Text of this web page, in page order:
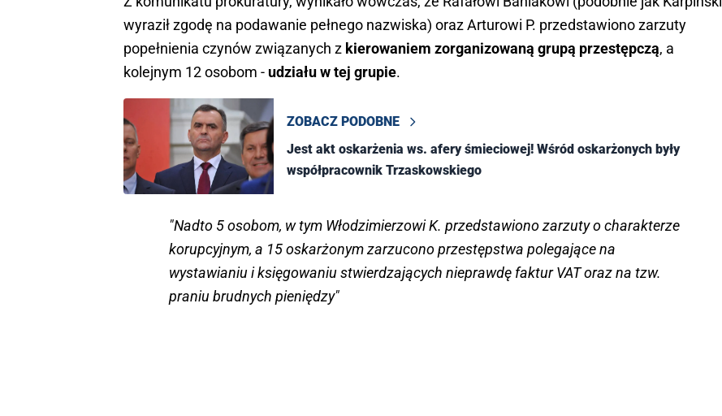
wyraził zgodę na podawanie pełnego nazwiska) oraz Arturowi P. przedstawiono zarzuty
popełnienia czynów związanych z kierowaniem zorganizowaną grupą przestępczą, a
kolejnym 12 osobom - udziału w tej grupie.
ZOBACZ PODOBNE
Jest akt oskarżenia ws. afery śmieciowej! Wśród oskarżonych były
współpracownik Trzaskowskiego
"Nadto 5 osobom, w tym Włodzimierzowi K. przedstawiono zarzuty o charakterze
korupcyjnym, a 15 oskarżonym zarzucono przestępstwa polegające na
wystawianiu i księgowaniu stwierdzających nieprawdę faktur VAT oraz na tzw.
praniu brudnych pieniędzy"